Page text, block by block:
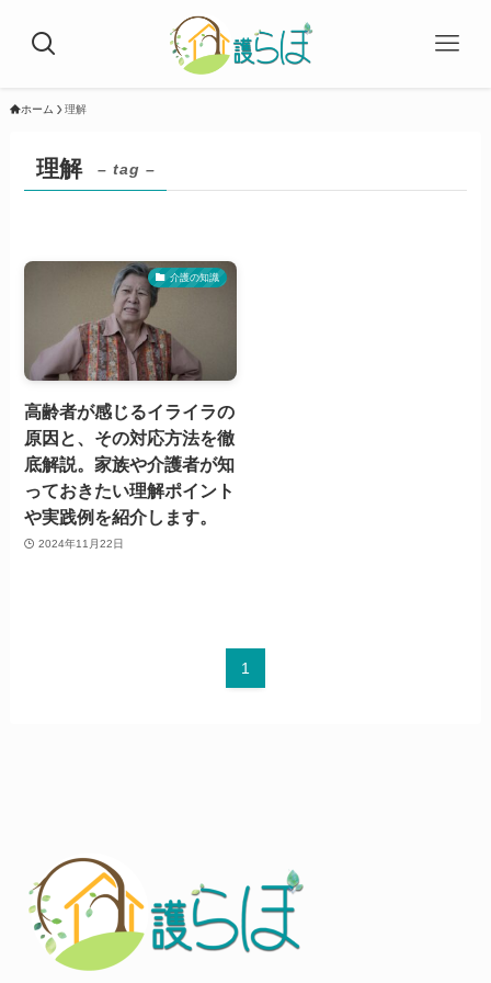
ホーム 理解
理解 – tag –
介護の知識
高齢者が感じるイライラの
原因と、その対応方法を徹
底解説。家族や介護者が知
っておきたい理解ポイント
や実践例を紹介します。
2024年11月22日
1